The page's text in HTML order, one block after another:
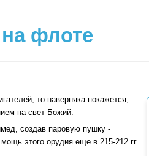
флоте
то наверняка покажется,
на свет Божий.
создав паровую пушку -
этого орудия еще в 215-212 гг.